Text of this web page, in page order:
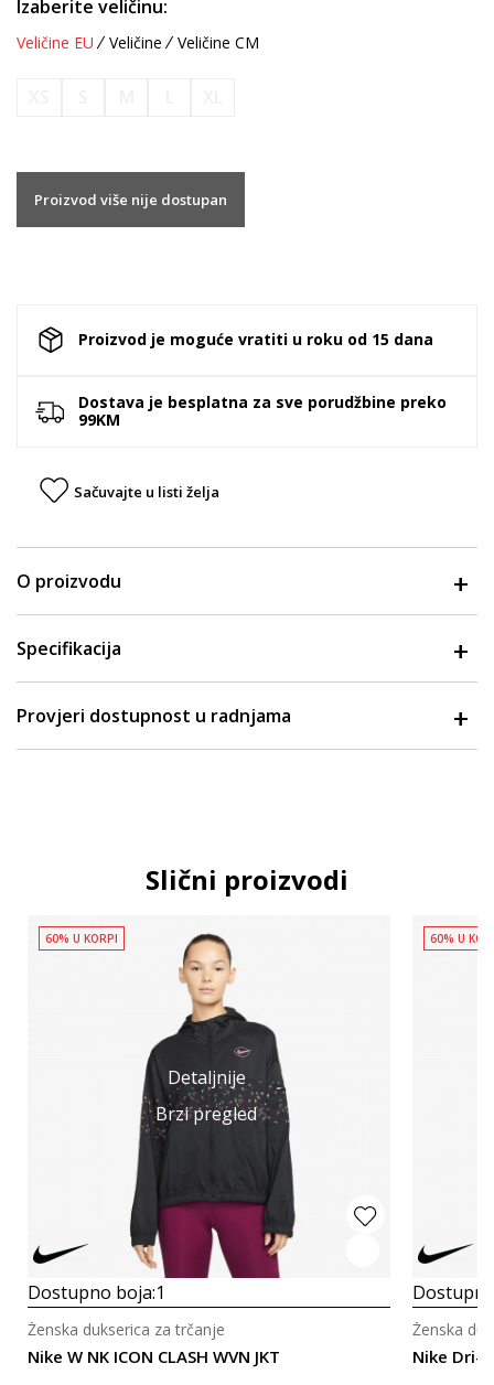
Izaberite veličinu:
Veličine EU Veličine Veličine CM
Proizvod više nije dostupan
Proizvod je moguće vratiti u roku od 15 dana
Dostava je besplatna za sve porudžbine preko
99KM
Sačuvajte u listi želja
O proizvodu
Specifikacija
Provjeri dostupnost u radnjama
Slični proizvodi
Detaljnije
Brzi pregled
60% U KORPI
Dostupno boja:1
Nike W NK ICON CLASH WVN JKT
Ženska dukserica za trčanje
60% U
Nike Dri-
Ženska